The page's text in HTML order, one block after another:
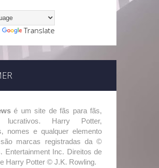
Translate
é um site de fãs para fãs,
Harry Potter,
nomes e qualquer elemento
são marcas registradas da ©
Entertainment Inc. Direitos de
Harry Potter © J.K. Rowling.